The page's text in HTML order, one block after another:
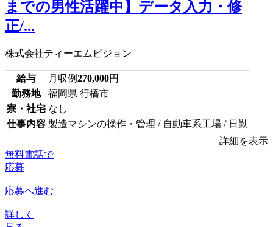
までの男性活躍中】データ入力・修
正/...
株式会社ティーエムビジョン
給与 月収例270,000円
勤務地
福岡県 行橋市
寮・社宅 なし
仕事内容 製造マシンの操作・管理 / 自動車系工場 / 日勤
詳細を表示
無料電話で
応募
応募へ進む
詳しく